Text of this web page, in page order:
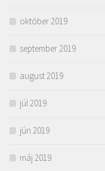
október 2019
september 2019
august 2019
júl 2019
jún 2019
máj 2019